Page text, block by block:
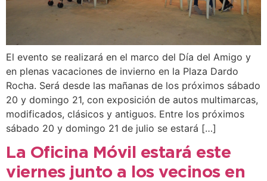
El evento se realizará en el marco del Día del Amigo y
en plenas vacaciones de invierno en la Plaza Dardo
Rocha. Será desde las mañanas de los próximos sábado
20 y domingo 21, con exposición de autos multimarcas,
modificados, clásicos y antiguos. Entre los próximos
sábado 20 y domingo 21 de julio se estará […]
La Oficina Móvil estará este
viernes junto a los vecinos en